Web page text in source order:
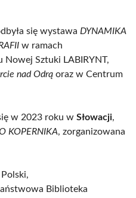
się wystawa DYNAMIKA
w ramach
Nowej Sztuki LABIRYNT,
nad Odrą oraz w Centrum
w 2023 roku w Słowacji,
KOPERNIKA, zorganizowana
Biblioteka